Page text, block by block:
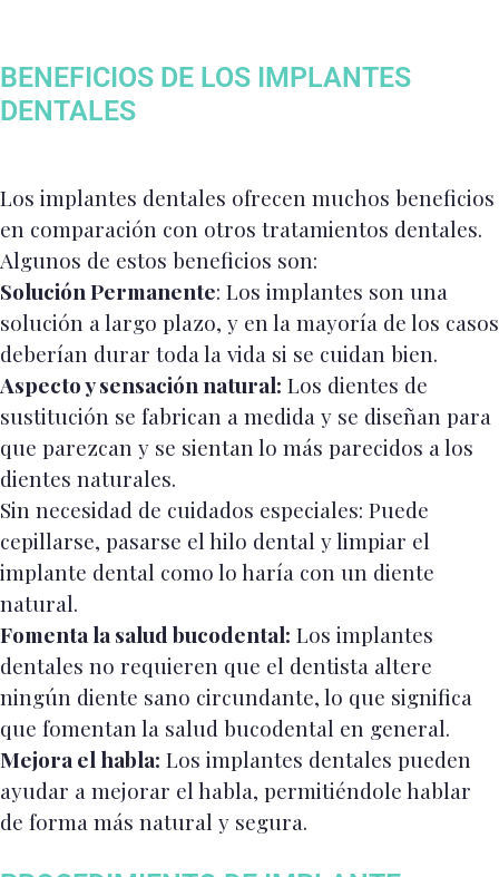
BENEFICIOS DE LOS IMPLANTES
DENTALES
Los implantes dentales ofrecen muchos beneficios
en comparación con otros tratamientos dentales.
Algunos de estos beneficios son:
Solución Permanente: Los implantes son una
solución a largo plazo, y en la mayoría de los casos
deberían durar toda la vida si se cuidan bien.
Aspecto y sensación natural: Los dientes de
sustitución se fabrican a medida y se diseñan para
que parezcan y se sientan lo más parecidos a los
dientes naturales.
Sin necesidad de cuidados especiales: Puede
cepillarse, pasarse el hilo dental y limpiar el
implante dental como lo haría con un diente
natural.
Fomenta la salud bucodental: Los implantes
dentales no requieren que el dentista altere
ningún diente sano circundante, lo que significa
que fomentan la salud bucodental en general.
Mejora el habla: Los implantes dentales pueden
ayudar a mejorar el habla, permitiéndole hablar
de forma más natural y segura.